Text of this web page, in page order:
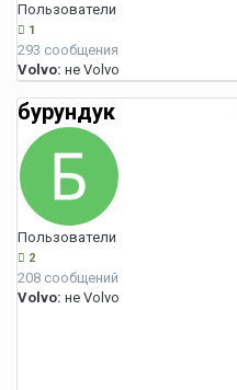
Пользователи
1
293 сообщения
Volvo: не Volvo
бурундук
Пользователи
2
208 сообщений
Volvo: не Volvo